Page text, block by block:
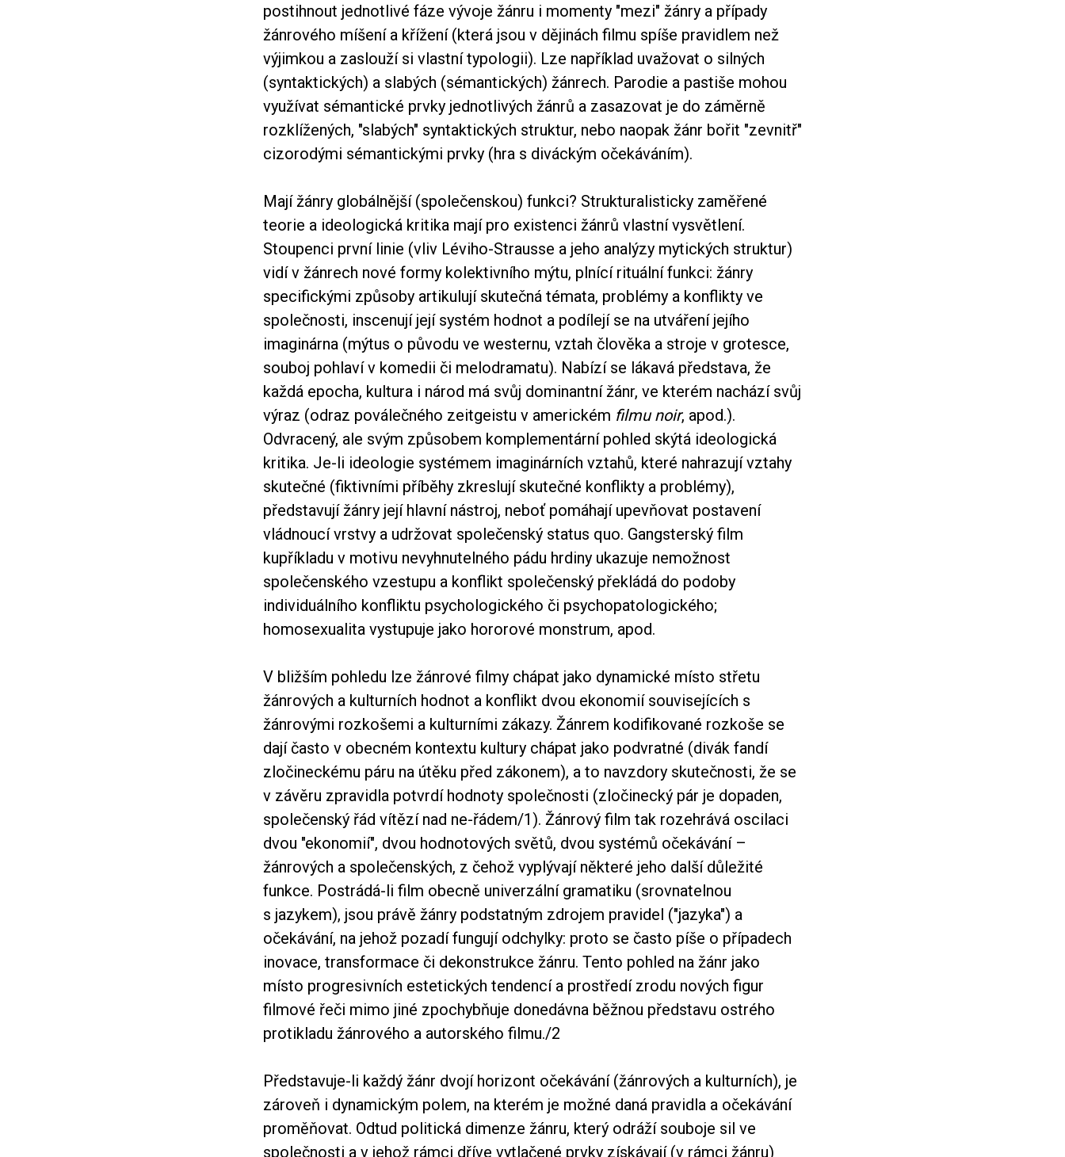
postihnout jednotlivé fáze vývoje žánru i momenty "mezi" žánry a případy
žánrového míšení a křížení (která jsou v dějinách filmu spíše pravidlem než
výjimkou a zaslouží si vlastní typologii). Lze například uvažovat o silných
(syntaktických) a slabých (sémantických) žánrech. Parodie a pastiše mohou
využívat sémantické prvky jednotlivých žánrů a zasazovat je do záměrně
rozklížených, "slabých" syntaktických struktur, nebo naopak žánr bořit "zevnitř"
cizorodými sémantickými prvky (hra s diváckým očekáváním).
Mají žánry globálnější (společenskou) funkci? Strukturalisticky zaměřené
teorie a ideologická kritika mají pro existenci žánrů vlastní vysvětlení.
Stoupenci první linie (vliv Léviho-Strausse a jeho analýzy mytických struktur)
vidí v žánrech nové formy kolektivního mýtu, plnící rituální funkci: žánry
specifickými způsoby artikulují skutečná témata, problémy a konflikty ve
společnosti, inscenují její systém hodnot a podílejí se na utváření jejího
imaginárna (mýtus o původu ve westernu, vztah člověka a stroje v grotesce,
souboj pohlaví v komedii či melodramatu). Nabízí se lákavá představa, že
každá epocha, kultura i národ má svůj dominantní žánr, ve kterém nachází svůj
výraz (odraz poválečného zeitgeistu v americkém filmu noir, apod.).
Odvracený, ale svým způsobem komplementární pohled skýtá ideologická
kritika. Je-li ideologie systémem imaginárních vztahů, které nahrazují vztahy
skutečné (fiktivními příběhy zkreslují skutečné konflikty a problémy),
představují žánry její hlavní nástroj, neboť pomáhají upevňovat postavení
vládnoucí vrstvy a udržovat společenský status quo. Gangsterský film
kupříkladu v motivu nevyhnutelného pádu hrdiny ukazuje nemožnost
společenského vzestupu a konflikt společenský překládá do podoby
individuálního konfliktu psychologického či psychopatologického;
homosexualita vystupuje jako hororové monstrum, apod.
V bližším pohledu lze žánrové filmy chápat jako dynamické místo střetu
žánrových a kulturních hodnot a konflikt dvou ekonomií souvisejících s
žánrovými rozkošemi a kulturními zákazy. Žánrem kodifikované rozkoše se
dají často v obecném kontextu kultury chápat jako podvratné (divák fandí
zločineckému páru na útěku před zákonem), a to navzdory skutečnosti, že se
v závěru zpravidla potvrdí hodnoty společnosti (zločinecký pár je dopaden,
společenský řád vítězí nad ne-řádem/1). Žánrový film tak rozehrává oscilaci
dvou "ekonomií", dvou hodnotových světů, dvou systémů očekávání –
žánrových a společenských, z čehož vyplývají některé jeho další důležité
funkce. Postrádá-li film obecně univerzální gramatiku (srovnatelnou
s jazykem), jsou právě žánry podstatným zdrojem pravidel ("jazyka") a
očekávání, na jehož pozadí fungují odchylky: proto se často píše o případech
inovace, transformace či dekonstrukce žánru. Tento pohled na žánr jako
místo progresivních estetických tendencí a prostředí zrodu nových figur
filmové řeči mimo jiné zpochybňuje donedávna běžnou představu ostrého
protikladu žánrového a autorského filmu./2
Představuje-li každý žánr dvojí horizont očekávání (žánrových a kulturních), je
zároveň i dynamickým polem, na kterém je možné daná pravidla a očekávání
proměňovat. Odtud politická dimenze žánru, který odráží souboje sil ve
společnosti a v jehož rámci dříve vytlačené prvky získávají (v rámci žánru)